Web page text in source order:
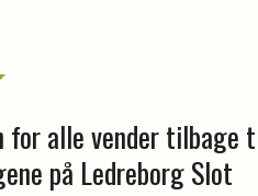
for alle vender tilbage
på Ledreborg Slot